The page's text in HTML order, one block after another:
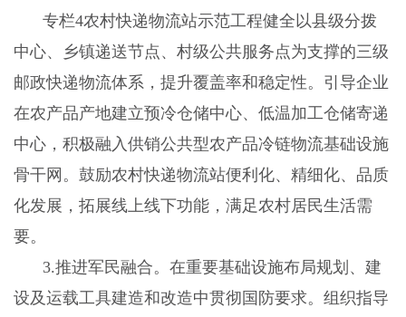
专栏4农村快递物流站示范工程健全以县级分拨
中心、乡镇递送节点、村级公共服务点为支撑的三级
邮政快递物流体系，提升覆盖率和稳定性。引导企业
在农产品产地建立预冷仓储中心、低温加工仓储寄递
中心，积极融入供销公共型农产品冷链物流基础设施
骨干网。鼓励农村快递物流站便利化、精细化、品质
化发展，拓展线上线下功能，满足农村居民生活需
要。
3.推进军民融合。在重要基础设施布局规划、建
设及运载工具建造和改造中贯彻国防要求。组织指导